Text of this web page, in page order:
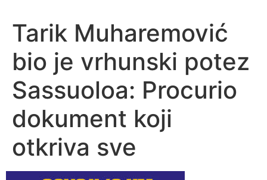
Tarik Muharemović
bio je vrhunski potez
Sassuoloa: Procurio
dokument koji
otkriva sve